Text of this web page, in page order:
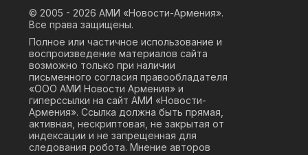
© 2005 - 2026 АМИ «Новости-Армения».
Все права защищены.
Полное или частичное использование и
воспроизведение материалов сайта
возможно только при наличии
письменного согласия правообладателя
«ООО АМИ Новости Армения» и
гиперссылки на сайт АМИ «Новости-
Армения». Ссылка должна быть прямая,
активная, нескриптовая, не закрытая от
индексации и не запрещенная для
следования робота. Мнение авторов